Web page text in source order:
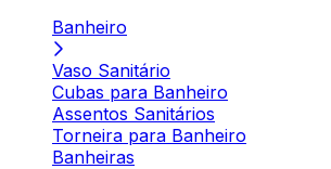
Banheiro
Vaso Sanitário
Cubas para Banheiro
Assentos Sanitários
Torneira para Banheiro
Banheiras